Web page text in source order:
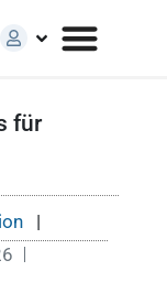
für
|